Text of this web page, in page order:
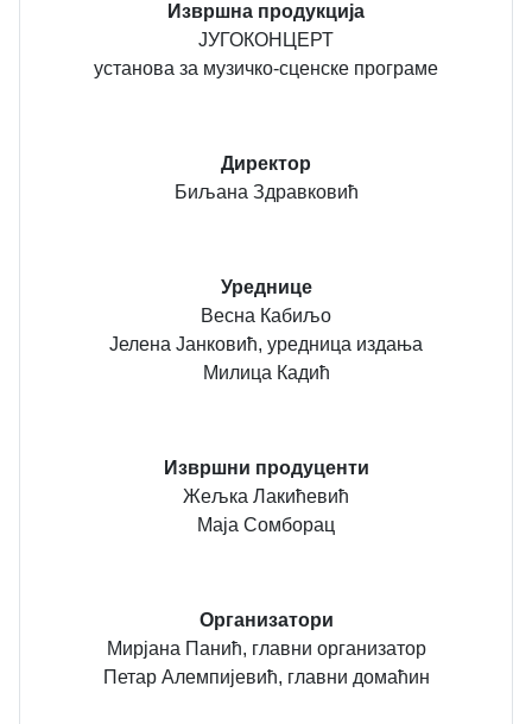
Извршна продукција
ЈУГОКОНЦЕРТ
установа за музичко-сценске програме
Директор
Биљана Здравковић
Уреднице
Весна Кабиљо
Јелена Јанковић, уредница издања
Милица Кадић
Извршни продуценти
Жељка Лакићевић
Маја Сомборац
Организатори
Мирјана Панић, главни организатор
Петар Алемпијевић, главни домаћин